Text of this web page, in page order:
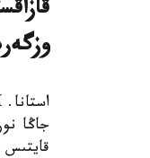
جاڭا
قايتىس